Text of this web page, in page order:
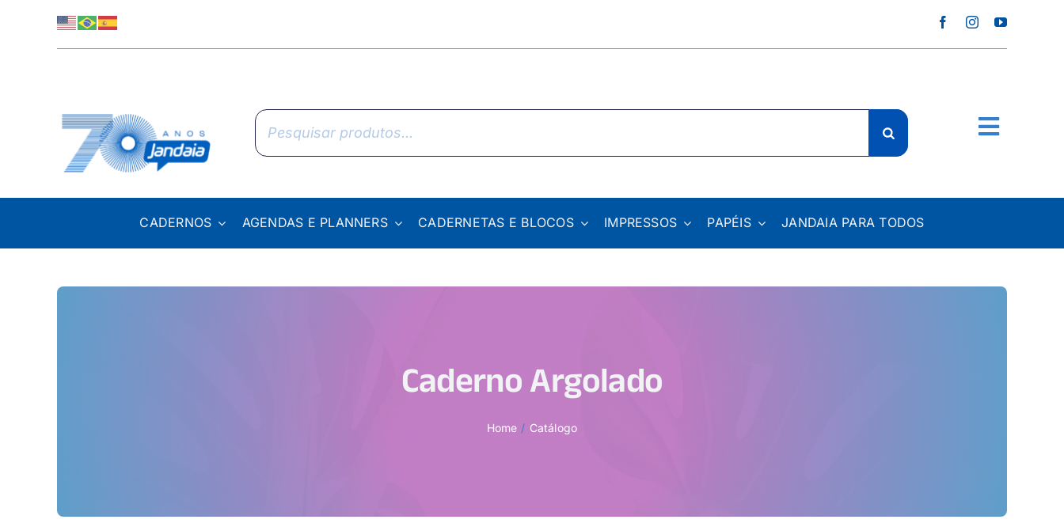
Pesquisar
produtos
CADERNOS AGENDAS E PLANNERS CADERNETAS E BLOCOS IMPRESSOS PAPÉIS JANDAIA PARA TODOS
Caderno Argolado
Home Catálogo